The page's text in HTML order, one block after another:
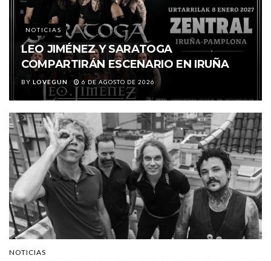
NOTICIAS
LEO JIMÉNEZ Y SARATOGA
COMPARTIRÁN ESCENARIO EN IRUÑA
BY LOVEGUN 6 DE AGOSTO DE 2026
NOTICIAS